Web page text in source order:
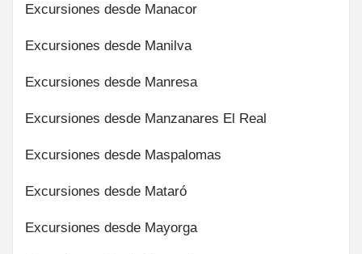
Excursiones desde Manacor
Excursiones desde Manilva
Excursiones desde Manresa
Excursiones desde Manzanares El Real
Excursiones desde Maspalomas
Excursiones desde Mataró
Excursiones desde Mayorga